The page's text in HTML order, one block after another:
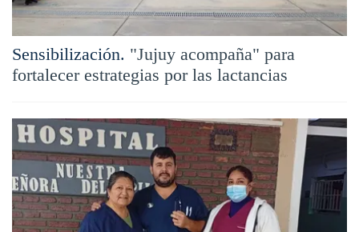
Sensibilización. "Jujuy acompaña" para
fortalecer estrategias por las lactancias